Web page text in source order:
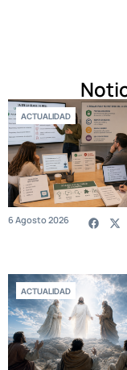
ACTUALIDAD
6 Agosto 2026
ACTUALIDAD